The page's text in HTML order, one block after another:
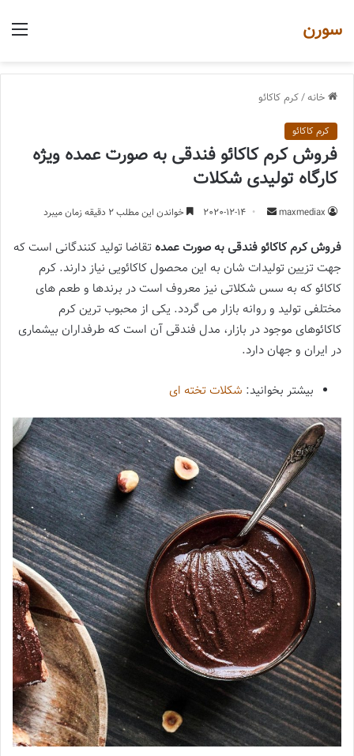
سورن
خانه/کرم کاکائو
کرم کاکائو
فروش کرم کاکائو فندقی به صورت عمده ویژه
کارگاه تولیدی شکلات
maxmediax
ارسال
ایمیل
2020-12-14 خواندن این مطلب 2 دقیقه زمان میبرد
فروش کرم کاکائو فندقی به صورت عمدهتقاضا تولید کنندگانی است که
جهت تزیین تولیدات شان به این محصول کاکائویی نیاز دارند. کرم
کاکائو که به سس شکلاتی نیز معروف است در برندها و طعم های
مختلفی تولید و روانه بازار می گردد. یکی از محبوب ترین کرم
کاکائوهای موجود در بازار، مدل فندقی آن است که طرفداران بیشماری
در ایران و جهان دارد.
بیشتر بخوانید: شکلات تخته ای